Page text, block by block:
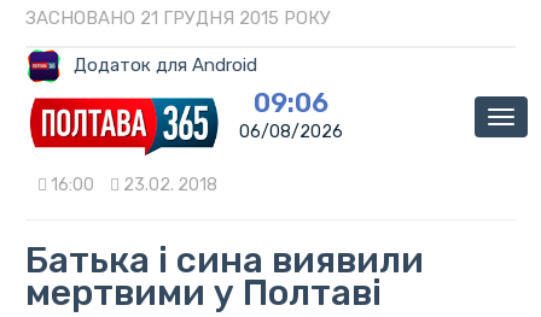
ЗАСНОВАНО 21 ГРУДНЯ 2015 РОКУ
Додаток для Android
09:06
06/08/2026
16:00 23.02. 2018
Батька і сина виявили
мертвими у Полтаві